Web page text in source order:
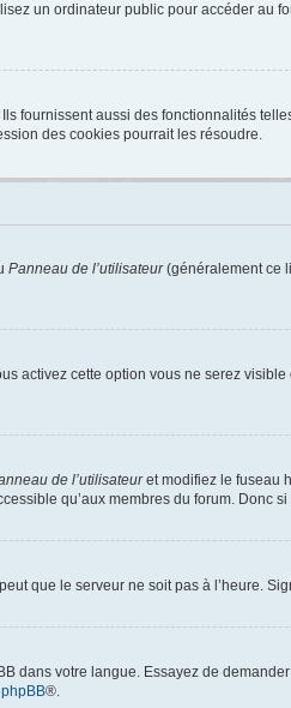
un ordinateur public pour accéder au
fournissent aussi des fonctionnalités
des cookies pourrait les résoudre.
Panneau de l’utilisateur(généralement ce
activez cette option vous ne serez
de l’utilisateuret modifiez le fuseau
qu’aux membres du forum. Donc
que le serveur ne soit pas à l’heure.
dans votre langue. Essayez de
phpBB®.